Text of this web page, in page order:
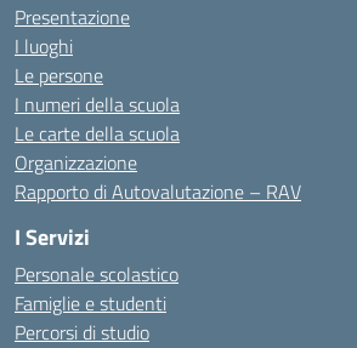
Presentazione
I luoghi
Le persone
I numeri della scuola
Le carte della scuola
Organizzazione
Rapporto di Autovalutazione – RAV
I Servizi
Personale scolastico
Famiglie e studenti
Percorsi di studio